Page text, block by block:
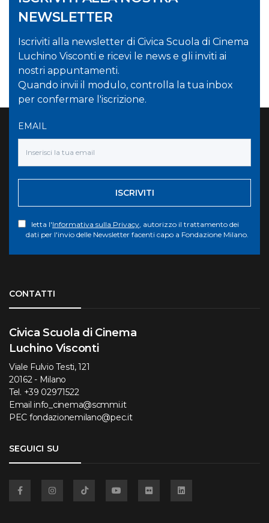
NEWSLETTER
Iscriviti alla newsletter di Civica Scuola di Cinema
Luchino Visconti e ricevi le news e gli inviti ai
nostri appuntamenti.
Quando invii il modulo, controlla la tua inbox
per confermare l'iscrizione.
EMAIL
ISCRIVITI
letta l'Informativa sulla Privacy , autorizzo il trattamento dei
dati per l'invio delle Newsletter facenti capo a Fondazione Milano.
CONTATTI
Civica Scuola di Cinema
Luchino Visconti
Viale Fulvio Testi, 121
20162 - Milano
Tel. +39 02971522
Email info_cinema@scmmi.it
PEC fondazionemilano@pec.it
SEGUICI SU